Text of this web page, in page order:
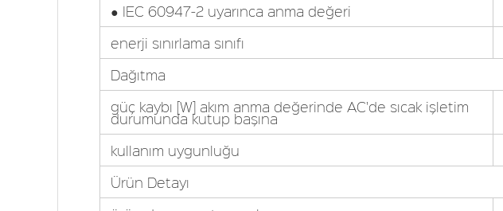
● IEC 60947-2 uyarınca anma değeri
enerji sınırlama sınıfı
Dağıtma
güç kaybı [W] akım anma değerinde AC'de sıcak işletim
durumunda kutup başına
kullanım uygunluğu
Ürün Detayı